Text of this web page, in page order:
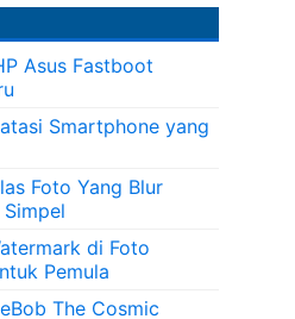
Asus Fastboot
Smartphone yang
Foto Yang Blur
di Foto
Pemula
The Cosmic